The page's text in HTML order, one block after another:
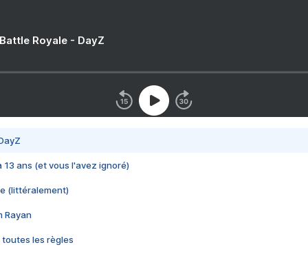
Royale - DayZ
13 ans (et vous l'avez ignoré)
(littéralement)
Rayan
toutes les règles